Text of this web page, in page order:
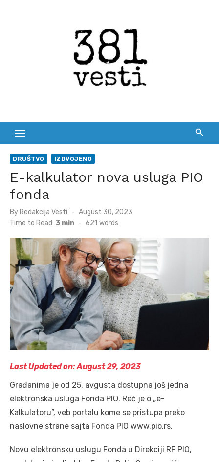
DRUŠTVO IZDVOJENO
E-kalkulator nova usluga PIO
fonda
By Redakcija Vesti
Posted
August 30, 2023
Time to Read: 3 min - 621 words
Last Updated on: August 29, 2023
Građanima je od 25. avgusta dostupna još jedna
elektronska usluga Fonda PIO. Reč je o „e-
Kalkulatoru”, veb portalu kome se pristupa preko
naslovne strane sajta Fonda PIO www.pio.rs.
Novu elektronsku uslugu Fonda u Direkciji RF PIO,